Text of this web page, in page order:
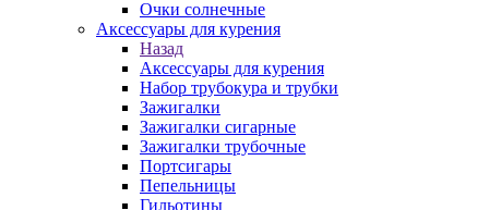
Очки солнечные
Аксессуары для курения
Назад
Аксессуары для курения
Набор трубокура и трубки
Зажигалки
Зажигалки сигарные
Зажигалки трубочные
Портсигары
Пепельницы
Гильотины